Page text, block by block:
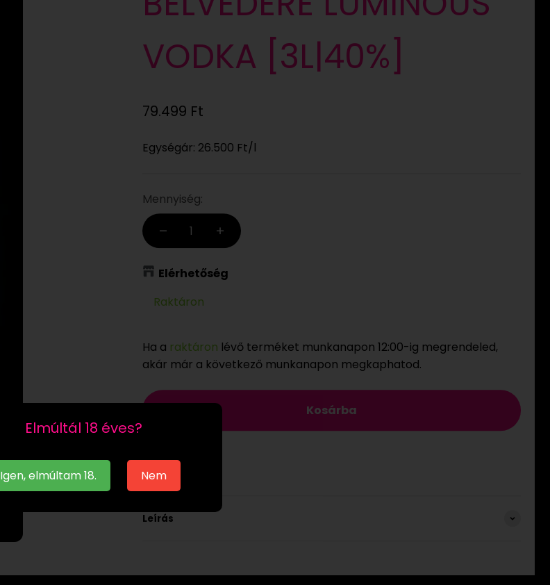
Elmúltál 18 éves?
Igen, elmúltam 18. Nem
VODKA [3L|40%]
Eladási ár
79.499 Ft
Egységár: 26.500 Ft/l
Mennyiség:
Elérhetőség
Raktáron
Ha a raktáron lévő terméket munkanapon 12:00-ig megrendeled,
akár már a következő munkanapon megkaphatod.
Kosárba
Leírás